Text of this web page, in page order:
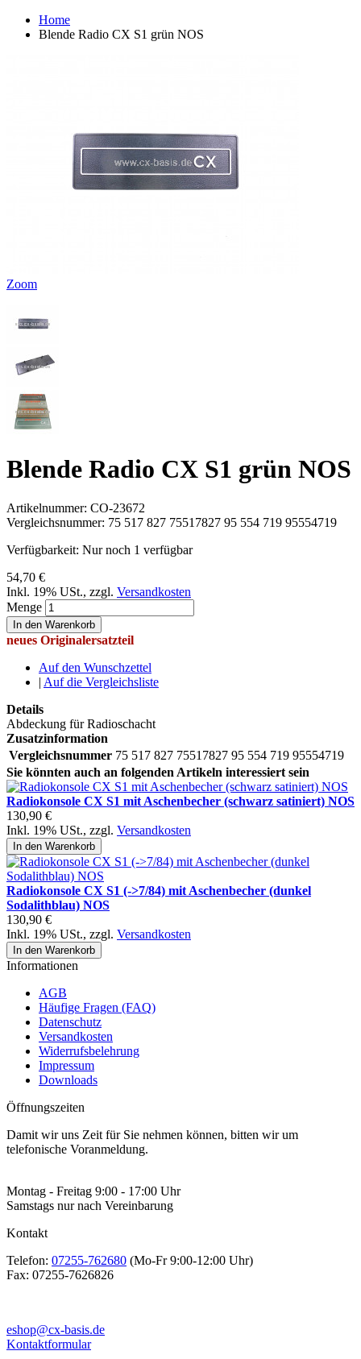
Home
Blende Radio CX S1 grün NOS
Zoom
Blende Radio CX S1 grün NOS
Artikelnummer: CO-23672
Vergleichsnummer: 75 517 827 75517827 95 554 719 95554719
Verfügbarkeit: Nur noch 1 verfügbar
54,70 €
Inkl. 19% USt., zzgl. Versandkosten
Menge
In den Warenkorb
neues Originalersatzteil
Auf den Wunschzettel
| Auf die Vergleichsliste
Details
Abdeckung für Radioschacht
Zusatzinformation
Vergleichsnummer 75 517 827 75517827 95 554 719 95554719
Sie könnten auch an folgenden Artikeln interessiert sein
Radiokonsole CX S1 mit Aschenbecher (schwarz satiniert) NOS
130,90 €
Inkl. 19% USt., zzgl. Versandkosten
In den Warenkorb
Radiokonsole CX S1 (->7/84) mit Aschenbecher (dunkel
Sodalithblau) NOS
130,90 €
Inkl. 19% USt., zzgl. Versandkosten
In den Warenkorb
Informationen
AGB
Häufige Fragen (FAQ)
Datenschutz
Versandkosten
Widerrufsbelehrung
Impressum
Downloads
Öffnungszeiten
Damit wir uns Zeit für Sie nehmen können, bitten wir um
telefonische Voranmeldung.
Montag - Freitag 9:00 - 17:00 Uhr
Samstags nur nach Vereinbarung
Kontakt
Telefon: 07255-762680 (Mo-Fr 9:00-12:00 Uhr)
Fax: 07255-7626826
eshop@cx-basis.de
Kontaktformular